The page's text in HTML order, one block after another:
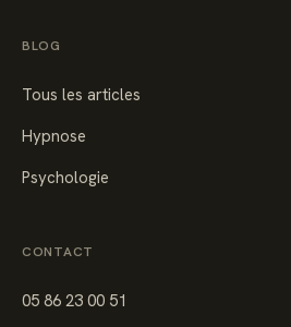
BLOG
Tous les articles
Hypnose
Psychologie
CONTACT
05 86 23 00 51